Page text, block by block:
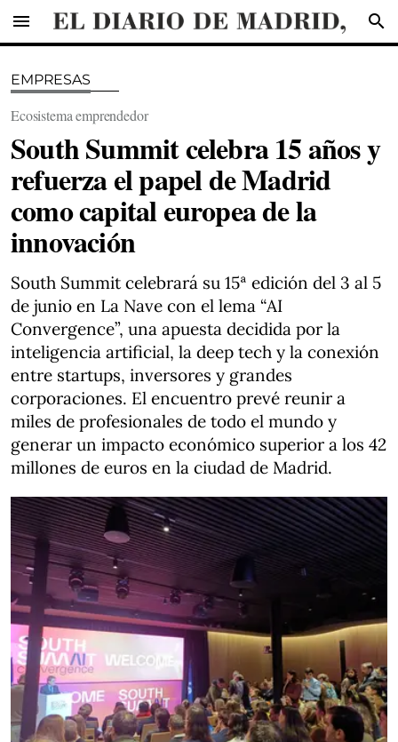
menu search
EMPRESAS
Ecosistema emprendedor
South Summit celebra 15 años y
refuerza el papel de Madrid
como capital europea de la
innovación
South Summit celebrará su 15ª edición del 3 al 5
de junio en La Nave con el lema “AI
Convergence”, una apuesta decidida por la
inteligencia artificial, la deep tech y la conexión
entre startups, inversores y grandes
corporaciones. El encuentro prevé reunir a
miles de profesionales de todo el mundo y
generar un impacto económico superior a los 42
millones de euros en la ciudad de Madrid.